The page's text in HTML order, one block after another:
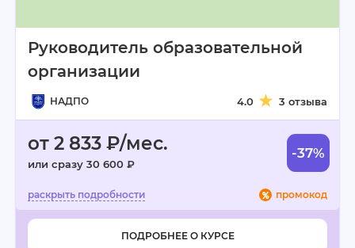
Руководитель образовательной
организации
НАДПО 4.0 3 отзыва
от 2 833 ₽/мес.
или сразу 30 600 ₽
-37%
промокод
ПОДРОБНЕЕ О КУРСЕ